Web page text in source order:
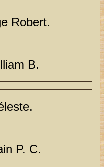
Robert.
B.
P. C.